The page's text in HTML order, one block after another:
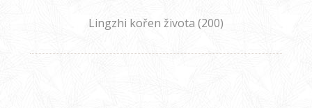
Lingzhi kořen života (200)